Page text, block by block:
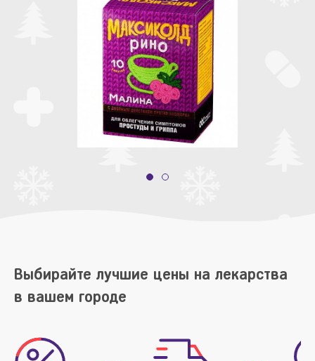
Выбирайте лучшие цены на лекарства
в вашем городе